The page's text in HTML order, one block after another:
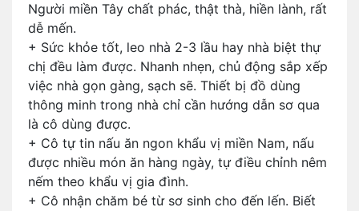
Người miền Tây chất phác, thật thà, hiền lành, rất
dễ mến.
+ Sức khỏe tốt, leo nhà 2-3 lầu hay nhà biệt thự
chị đều làm được. Nhanh nhẹn, chủ động sắp xếp
việc nhà gọn gàng, sạch sẽ. Thiết bị đồ dùng
thông minh trong nhà chỉ cần hướng dẫn sơ qua
là cô dùng được.
+ Cô tự tin nấu ăn ngon khẩu vị miền Nam, nấu
được nhiều món ăn hàng ngày, tự điều chỉnh nêm
nếm theo khẩu vị gia đình.
+ Cô nhận chăm bé từ sơ sinh cho đến lến. Biết